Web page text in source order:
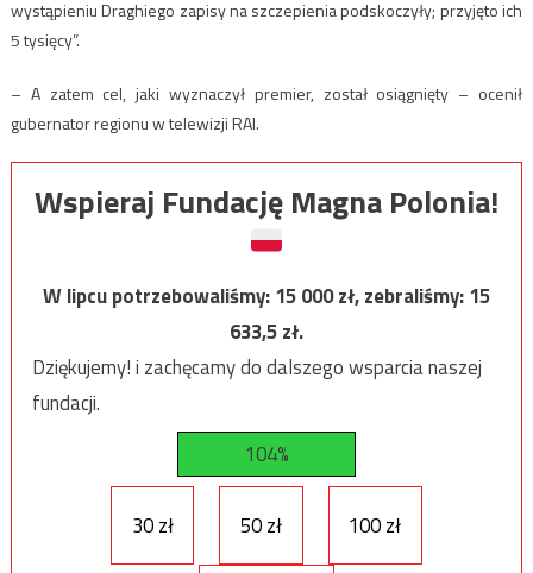
wystąpieniu Draghiego zapisy na szczepienia podskoczyły; przyjęto ich
5 tysięcy”.
– A zatem cel, jaki wyznaczył premier, został osiągnięty – ocenił
gubernator regionu w telewizji RAI.
Wspieraj Fundację Magna Polonia!
W lipcu potrzebowaliśmy:15 000zł, zebraliśmy:15
633,5zł.
Dziękujemy! i zachęcamy do dalszego wsparcia naszej
fundacji.
104%
30 zł 50 zł 100 zł